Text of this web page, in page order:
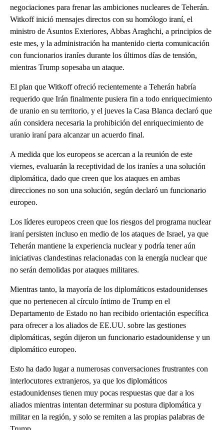
negociaciones para frenar las ambiciones nucleares de Teherán.
Witkoff inició mensajes directos con su homólogo iraní, el
ministro de Asuntos Exteriores, Abbas Araghchi, a principios de
este mes, y la administración ha mantenido cierta comunicación
con funcionarios iraníes durante los últimos días de tensión,
mientras Trump sopesaba un ataque.
El plan que Witkoff ofreció recientemente a Teherán habría
requerido que Irán finalmente pusiera fin a todo enriquecimiento
de uranio en su territorio, y el jueves la Casa Blanca declaró que
aún considera necesaria la prohibición del enriquecimiento de
uranio iraní para alcanzar un acuerdo final.
A medida que los europeos se acercan a la reunión de este
viernes, evaluarán la receptividad de los iraníes a una solución
diplomática, dado que creen que los ataques en ambas
direcciones no son una solución, según declaró un funcionario
europeo.
Los líderes europeos creen que los riesgos del programa nuclear
iraní persisten incluso en medio de los ataques de Israel, ya que
Teherán mantiene la experiencia nuclear y podría tener aún
iniciativas clandestinas relacionadas con la energía nuclear que
no serán demolidas por ataques militares.
Mientras tanto, la mayoría de los diplomáticos estadounidenses
que no pertenecen al círculo íntimo de Trump en el
Departamento de Estado no han recibido orientación específica
para ofrecer a los aliados de EE.UU. sobre las gestiones
diplomáticas, según dijeron un funcionario estadounidense y un
diplomático europeo.
Esto ha dado lugar a numerosas conversaciones frustrantes con
interlocutores extranjeros, ya que los diplomáticos
estadounidenses tienen muy pocas respuestas que dar a los
aliados mientras intentan determinar su postura diplomática y
militar en la región, y solo se remiten a las propias palabras de